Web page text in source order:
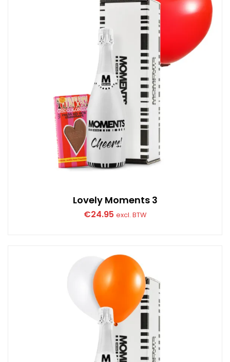
Lovely Moments 3
€24.95 excl. BTW